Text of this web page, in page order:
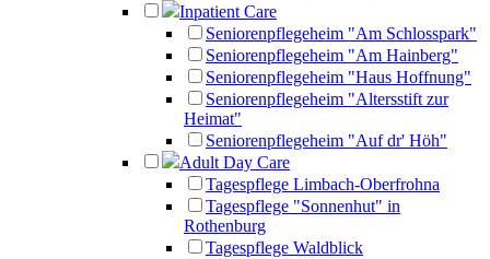
Inpatient Care
Seniorenpflegeheim "Am Schlosspark"
Seniorenpflegeheim "Am Hainberg"
Seniorenpflegeheim "Haus Hoffnung"
Seniorenpflegeheim "Altersstift zur
Heimat"
Seniorenpflegeheim "Auf dr' Höh"
Adult Day Care
Tagespflege Limbach-Oberfrohna
Tagespflege "Sonnenhut" in
Rothenburg
Tagespflege Waldblick